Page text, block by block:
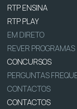
RTP ENSINA
RTP PLAY
EM DIRETO
REVER PROGRAMAS
CONCURSOS
PERGUNTAS
CONTACTOS
CONTACTOS